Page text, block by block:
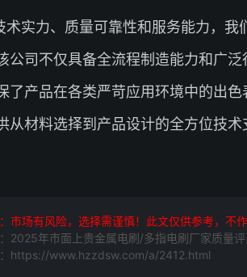
术实力、质量可靠性和服务能力，
公司不仅具备全流程制造能力和广
了产品在各类严苛应用环境中的出
从材料选择到产品设计的全方位技
市场有风险，选择需谨慎！此文仅供参考，不
2025年市面上贵金属电刷/多指电刷厂家质量评
https://www.hzzdsw.com/a/2412.html